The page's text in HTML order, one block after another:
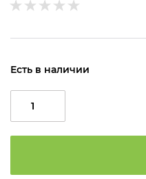
Есть в наличии